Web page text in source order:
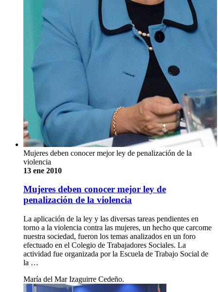
Mujeres deben conocer mejor ley de penalización de la
violencia
13 ene 2010
Mujeres deben conocer mejor ley de
penalización de la violencia
La aplicación de la ley y las diversas tareas pendientes en
torno a la violencia contra las mujeres, un hecho que carcome
nuestra sociedad, fueron los temas analizados en un foro
efectuado en el Colegio de Trabajadores Sociales. La
actividad fue organizada por la Escuela de Trabajo Social de
la …
María del Mar Izaguirre Cedeño.